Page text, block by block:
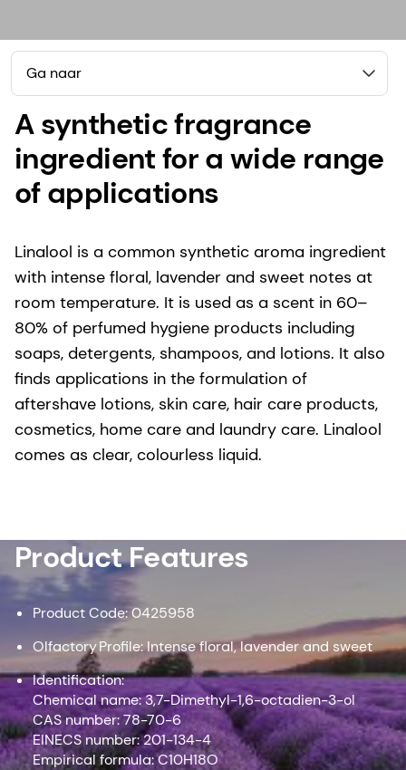
Ga naar
A synthetic fragrance
ingredient for a wide range
of applications
Linalool is a common synthetic aroma ingredient
with intense floral, lavender and sweet notes at
room temperature. It is used as a scent in 60–
80% of perfumed hygiene products including
soaps, detergents, shampoos, and lotions. It also
finds applications in the formulation of
aftershave lotions, skin care, hair care products,
cosmetics, home care and laundry care. Linalool
comes as clear, colourless liquid.
Product Features
Product Code: 0425958
Olfactory Profile: Intense floral, lavender and sweet
Identification:
Chemical name: 3,7-Dimethyl-1,6-octadien-3-ol
CAS number: 78-70-6
EINECS number: 201-134-4
Empirical formula: C10H18O